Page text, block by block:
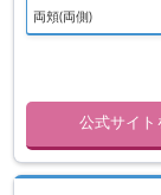
両頬(両側)
公式サイト